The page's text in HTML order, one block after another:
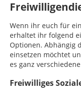
Wenn ihr euch für
erhaltet ihr folgend
Optionen. Abhängig
einsetzen möchtet
es ganz
Freiwilliges